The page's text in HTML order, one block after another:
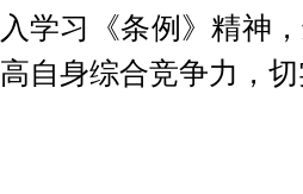
入学习《条例》精神
高自身综合竞争力，